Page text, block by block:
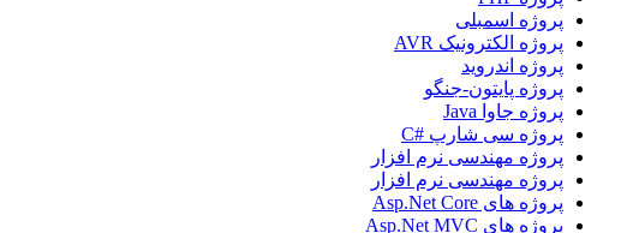
پروژه اسمبلی
پروژه الکترونیک AVR
پروژه اندروید
پروژه پایتون-جنگو
پروژه جاوا Java
پروژه سی شارپ #C
پروژه مهندسی نرم افزار
پروژه مهندسی نرم افزار
پروژه های Asp.Net Core
پروژه های Asp.Net MVC